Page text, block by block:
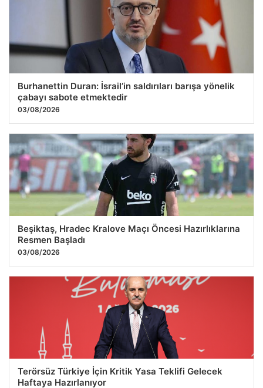
Burhanettin Duran: İsrail’in saldırıları barışa yönelik
çabayı sabote etmektedir
03/08/2026
Beşiktaş, Hradec Kralove Maçı Öncesi Hazırlıklarına
Resmen Başladı
03/08/2026
Terörsüz Türkiye İçin Kritik Yasa Teklifi Gelecek
Haftaya Hazırlanıyor